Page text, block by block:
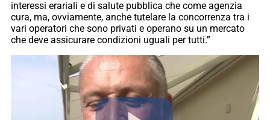
interessi erariali e di salute pubblica che come agenzia
cura, ma, ovviamente, anche tutelare la concorrenza tra i
vari operatori che sono privati e operano su un mercato
che deve assicurare condizioni uguali per tutti.”